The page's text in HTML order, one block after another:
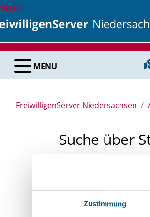
Zustimmung
MENU
FreiwilligenServer Niedersachsen
Suche über
Sie suchen finanzielle
Kleinschreibung